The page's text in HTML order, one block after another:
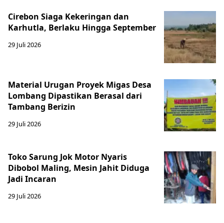
Cirebon Siaga Kekeringan dan
Karhutla, Berlaku Hingga September
29 Juli 2026
Material Urugan Proyek Migas Desa
Lombang Dipastikan Berasal dari
Tambang Berizin
29 Juli 2026
Toko Sarung Jok Motor Nyaris
Dibobol Maling, Mesin Jahit Diduga
Jadi Incaran
29 Juli 2026